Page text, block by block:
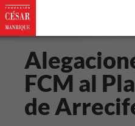
FCM al
de